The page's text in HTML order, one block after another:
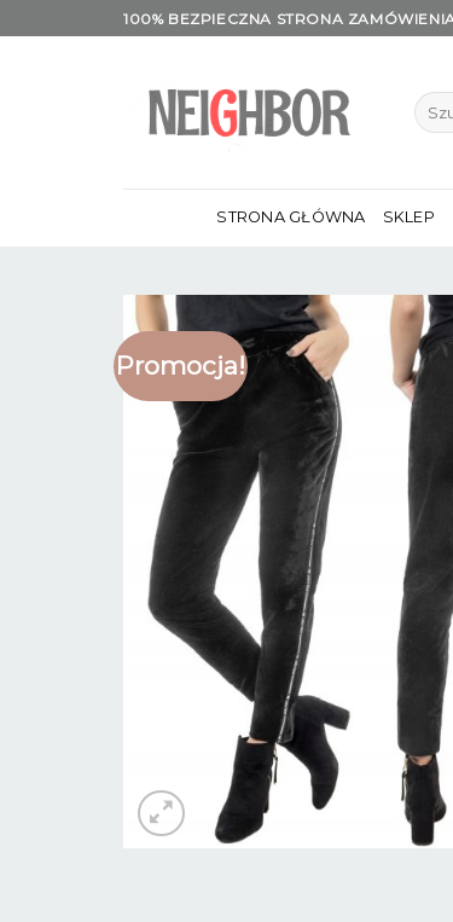
to
100% BEZPIECZNA STRONA
STRONA GŁÓWNA SKLEP
Promocja!